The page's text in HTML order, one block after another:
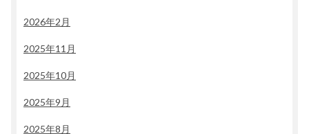
2026年2月
2025年11月
2025年10月
2025年9月
2025年8月